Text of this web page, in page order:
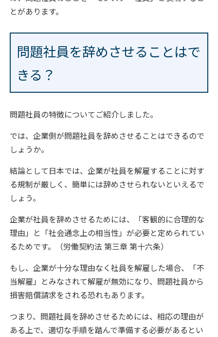
とがあります。
問題社員を辞めさせることはで
きる？
問題社員の特徴についてご紹介しました。
では、企業側が問題社員を辞めさせることはできるので
しょうか。
結論として日本では、企業が社員を解雇することに対す
る規制が厳しく、簡単には辞めさせられないといえるで
しょう。
企業が社員を辞めさせるためには、「客観的に合理的な
理由」と「社会通念上の相当性」が必要と定められてい
るためです。（労働契約法 第三章 第十六条）
もし、企業が十分な理由なく社員を解雇した場合、「不
当解雇」とみなされて解雇が無効になり、問題社員から
損害賠償請求をされる恐れもあります。
つまり、問題社員を辞めさせるためには、相応の理由が
ある上で、適切な手順を踏んで準備する必要があるとい